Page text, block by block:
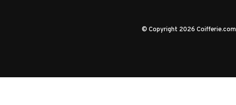
© Copyright 2026 Coifferie.com